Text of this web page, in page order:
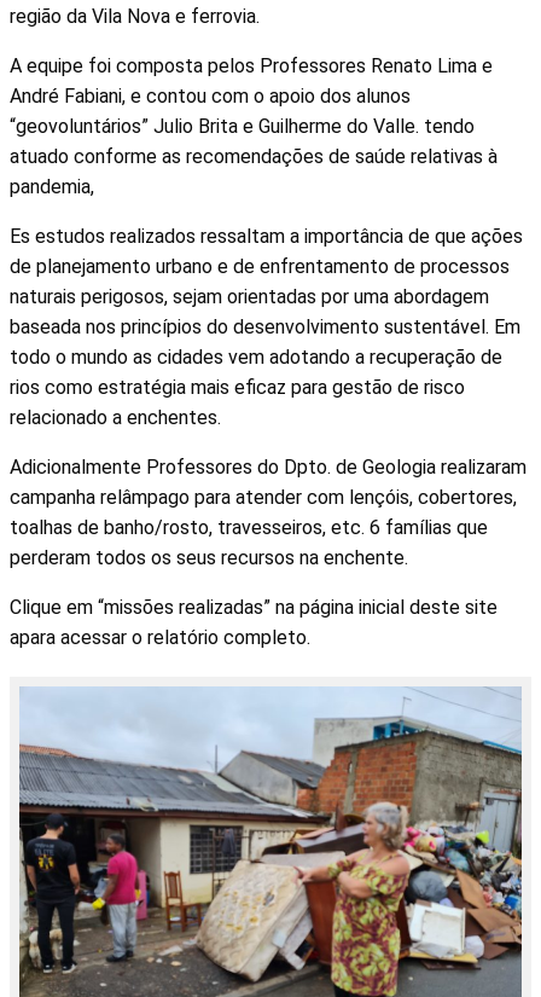
região da Vila Nova e ferrovia.
A equipe foi composta pelos Professores Renato Lima e
André Fabiani, e contou com o apoio dos alunos
“geovoluntários” Julio Brita e Guilherme do Valle. tendo
atuado conforme as recomendações de saúde relativas à
pandemia,
Es estudos realizados ressaltam a importância de que ações
de planejamento urbano e de enfrentamento de processos
naturais perigosos, sejam orientadas por uma abordagem
baseada nos princípios do desenvolvimento sustentável. Em
todo o mundo as cidades vem adotando a recuperação de
rios como estratégia mais eficaz para gestão de risco
relacionado a enchentes.
Adicionalmente Professores do Dpto. de Geologia realizaram
campanha relâmpago para atender com lençóis, cobertores,
toalhas de banho/rosto, travesseiros, etc. 6 famílias que
perderam todos os seus recursos na enchente.
Clique em “missões realizadas” na página inicial deste site
apara acessar o relatório completo.